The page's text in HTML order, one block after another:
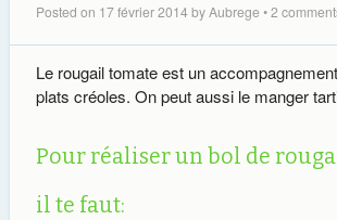
Posted on 17 février 2014byAubrege •2
Le rougail tomate est un
plats créoles. On peut aussi le manger
Pour réaliser un bol de
il te faut: